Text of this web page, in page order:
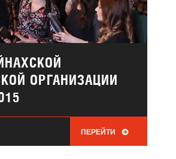
ОРГАНИЗАЦИИ
ПЕРЕЙТИ